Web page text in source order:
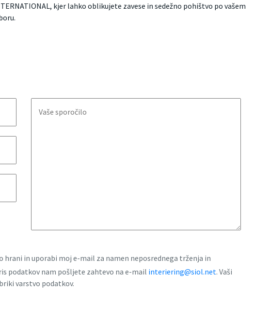
kjer lahko oblikujete zavese in sedežno pohištvo po vašem
in uporabi moj e-mail za namen neposrednega trženja in
podatkov nam pošljete zahtevo na e-mail interiering@siol.net. Vaši
varstvo podatkov.